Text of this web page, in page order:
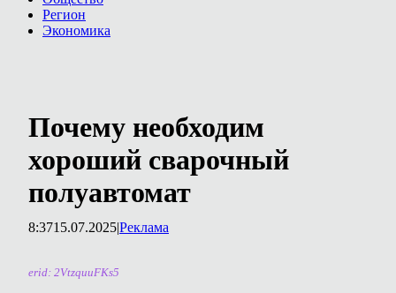
Регион
Экономика
Почему необходим
хороший сварочный
полуавтомат
8:3715.07.2025|Реклама
erid: 2VtzquuFKs5